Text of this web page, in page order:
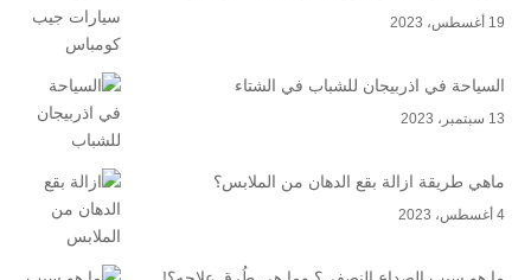
19 أغسطس، 2023
السياحة في اذربيجان للشباب في الشتاء
13 سبتمبر، 2023
ماهي طريقة ازالة بقع الدهان من الملابس؟
4 أغسطس، 2023